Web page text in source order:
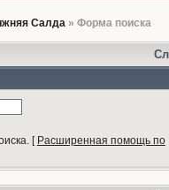
Салда» Форма поиска
[ Расширенная помощь по